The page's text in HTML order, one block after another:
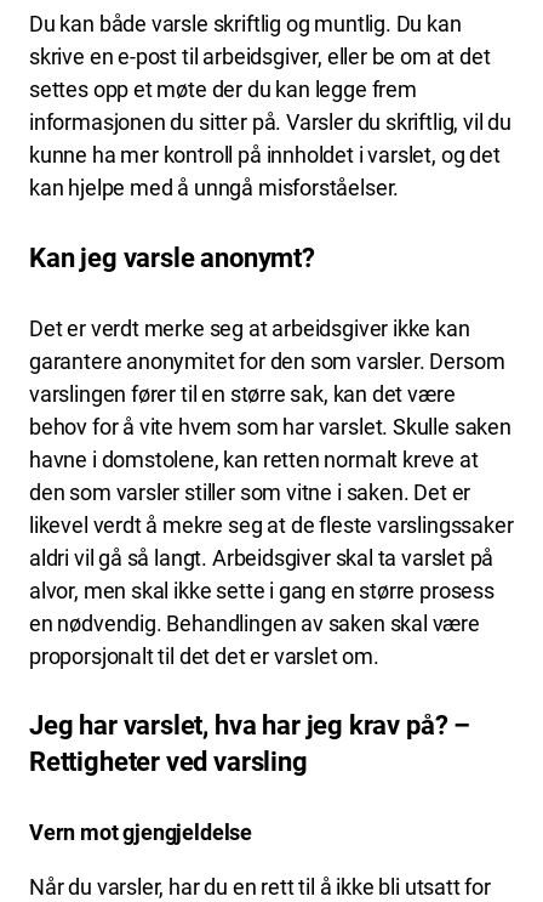
Du kan både varsle skriftlig og muntlig. Du kan
skrive en e-post til arbeidsgiver, eller be om at det
settes opp et møte der du kan legge frem
informasjonen du sitter på. Varsler du skriftlig, vil du
kunne ha mer kontroll på innholdet i varslet, og det
kan hjelpe med å unngå misforståelser.
Kan jeg varsle anonymt?
Det er verdt merke seg at arbeidsgiver ikke kan
garantere anonymitet for den som varsler. Dersom
varslingen fører til en større sak, kan det være
behov for å vite hvem som har varslet. Skulle saken
havne i domstolene, kan retten normalt kreve at
den som varsler stiller som vitne i saken. Det er
likevel verdt å mekre seg at de fleste varslingssaker
aldri vil gå så langt. Arbeidsgiver skal ta varslet på
alvor, men skal ikke sette i gang en større prosess
en nødvendig. Behandlingen av saken skal være
proporsjonalt til det det er varslet om.
Jeg har varslet, hva har jeg krav på? –
Rettigheter ved varsling
Vern mot gjengjeldelse
Når du varsler, har du en rett til å ikke bli utsatt for